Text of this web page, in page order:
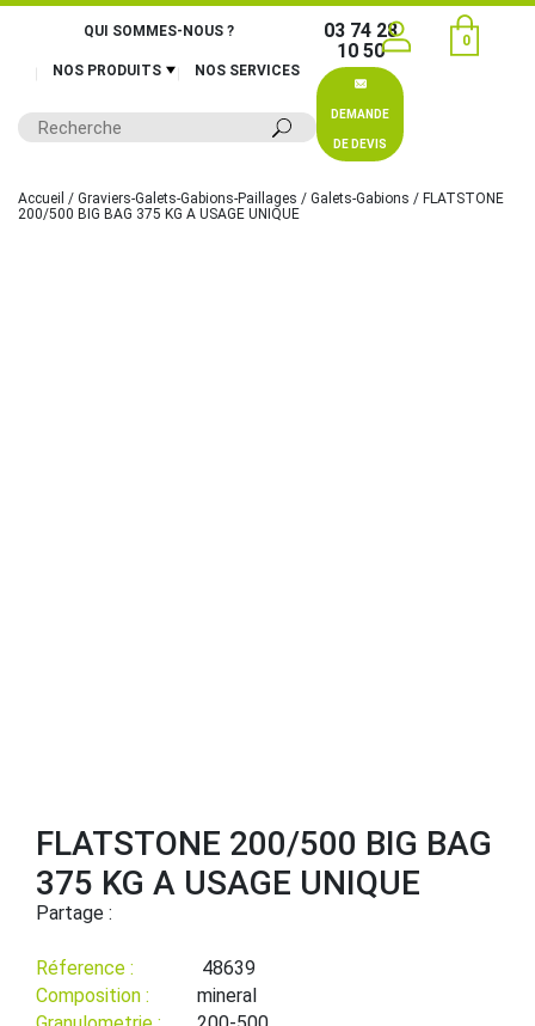
QUI SOMMES-NOUS ?
NOS PRODUITS NOS SERVICES
03 74 28
10 50
DEMANDE
DE DEVIS
0
Accueil / Graviers-Galets-Gabions-Paillages / Galets-Gabions / FLATSTONE
200/500 BIG BAG 375 KG A USAGE UNIQUE
FLATSTONE 200/500 BIG BAG
375 KG A USAGE UNIQUE
Partage :
Réference :
48639
Composition :
mineral